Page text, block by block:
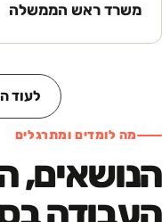
משרד ראש הממשלה
לעוד
מה לומדים ומתרגלים
הנושאים,